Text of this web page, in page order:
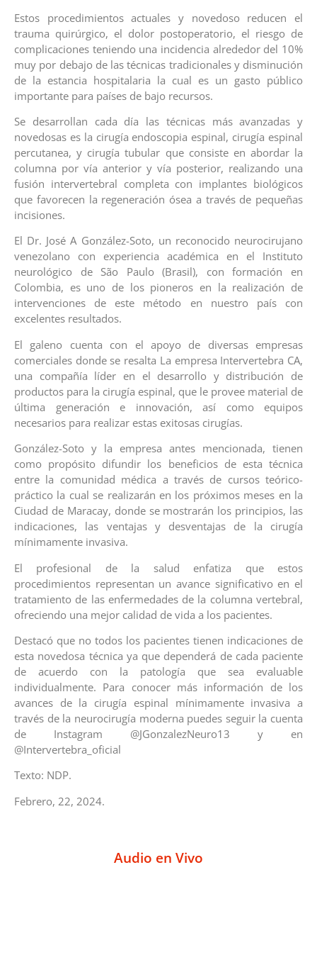
Estos procedimientos actuales y novedoso reducen el
trauma quirúrgico, el dolor postoperatorio, el riesgo de
complicaciones teniendo una incidencia alrededor del 10%
muy por debajo de las técnicas tradicionales y disminución
de la estancia hospitalaria la cual es un gasto público
importante para países de bajo recursos.
Se desarrollan cada día las técnicas más avanzadas y
novedosas es la cirugía endoscopia espinal, cirugía espinal
percutanea, y cirugía tubular que consiste en abordar la
columna por vía anterior y vía posterior, realizando una
fusión intervertebral completa con implantes biológicos
que favorecen la regeneración ósea a través de pequeñas
incisiones.
El Dr. José A González-Soto, un reconocido neurocirujano
venezolano con experiencia académica en el Instituto
neurológico de São Paulo (Brasil), con formación en
Colombia, es uno de los pioneros en la realización de
intervenciones de este método en nuestro país con
excelentes resultados.
El galeno cuenta con el apoyo de diversas empresas
comerciales donde se resalta La empresa Intervertebra CA,
una compañía líder en el desarrollo y distribución de
productos para la cirugía espinal, que le provee material de
última generación e innovación, así como equipos
necesarios para realizar estas exitosas cirugías.
González-Soto y la empresa antes mencionada, tienen
como propósito difundir los beneficios de esta técnica
entre la comunidad médica a través de cursos teórico-
práctico la cual se realizarán en los próximos meses en la
Ciudad de Maracay, donde se mostrarán los principios, las
indicaciones, las ventajas y desventajas de la cirugía
mínimamente invasiva.
El profesional de la salud enfatiza que estos
procedimientos representan un avance significativo en el
tratamiento de las enfermedades de la columna vertebral,
ofreciendo una mejor calidad de vida a los pacientes.
Destacó que no todos los pacientes tienen indicaciones de
esta novedosa técnica ya que dependerá de cada paciente
de acuerdo con la patología que sea evaluable
individualmente. Para conocer más información de los
avances de la cirugía espinal mínimamente invasiva a
través de la neurocirugía moderna puedes seguir la cuenta
de Instagram @JGonzalezNeuro13 y en
@Intervertebra_oficial
Texto: NDP.
Febrero, 22, 2024.
Audio en Vivo